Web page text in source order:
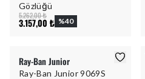
Gözlüğü
5.262,00 ₺
3.157,00 ₺ %40
Ray-Ban Junior
Ray-Ban Junior 9069S